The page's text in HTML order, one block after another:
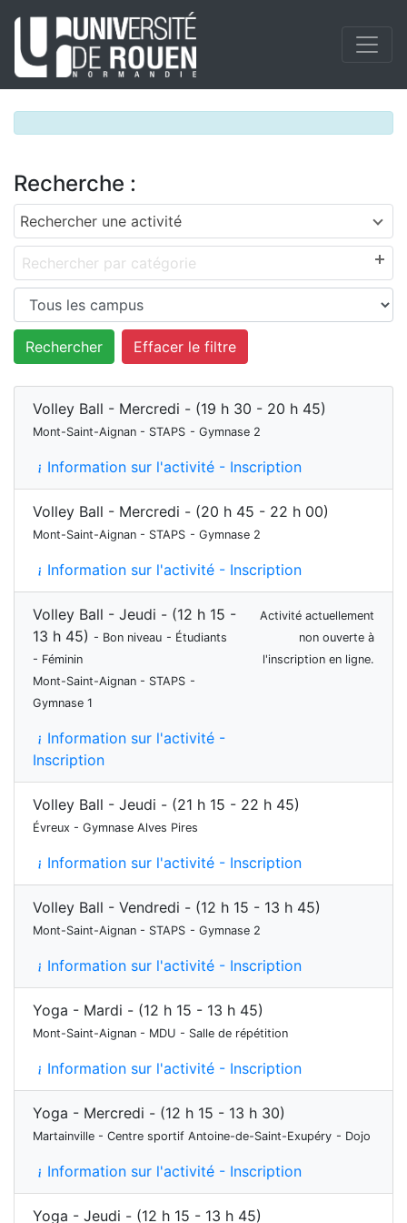
Recherche :
Rechercher une activité
Rechercher par catégorie
Effacer le filtre
Volley Ball - Mercredi - (19 h 30 - 20 h 45)
Mont-Saint-Aignan - STAPS - Gymnase 2
Information sur l'activité - Inscription
Volley Ball - Mercredi - (20 h 45 - 22 h 00)
Mont-Saint-Aignan - STAPS - Gymnase 2
Information sur l'activité - Inscription
Volley Ball - Jeudi - (12 h 15 -
13 h 45) - Bon niveau - Étudiants
- Féminin
Mont-Saint-Aignan - STAPS -
Gymnase 1
Information sur l'activité -
Inscription
Activité actuellement
non ouverte à
l'inscription en ligne.
Volley Ball - Jeudi - (21 h 15 - 22 h 45)
Évreux - Gymnase Alves Pires
Information sur l'activité - Inscription
Volley Ball - Vendredi - (12 h 15 - 13 h 45)
Mont-Saint-Aignan - STAPS - Gymnase 2
Information sur l'activité - Inscription
Yoga - Mardi - (12 h 15 - 13 h 45)
Mont-Saint-Aignan - MDU - Salle de répétition
Information sur l'activité - Inscription
Yoga - Mercredi - (12 h 15 - 13 h 30)
Martainville - Centre sportif Antoine-de-Saint-Exupéry - Dojo
Information sur l'activité - Inscription
Yoga - Jeudi - (12 h 15 - 13 h 45)